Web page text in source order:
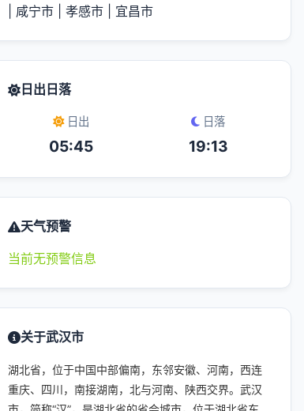
08:00
29°
09:00
30°
1-3
35°
1-3
32°
1-3
咸宁市 孝感市 宜昌市
日出日落
日出
05:45
日落
19:13
天气预警
当前无预警信息
关于武汉市
湖北省，位于中国中部偏南，东邻安徽、河南，西连
重庆、四川，南接湖南，北与河南、陕西交界。武汉